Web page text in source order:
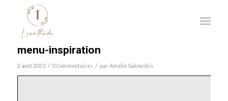
menu-inspiration
2 août 2023 / 0 Commentaires / par Amelie Sakowskis